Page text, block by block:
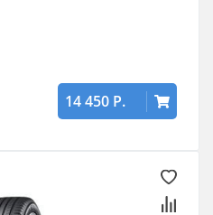
14 450 Р.